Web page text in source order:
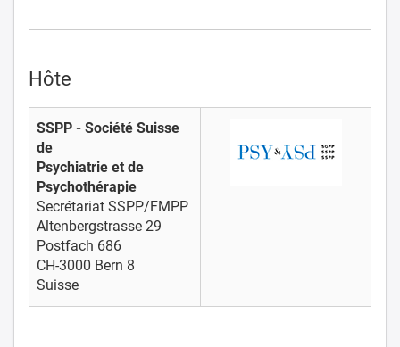
Hôte
SSPP - Société Suisse
de
Psychiatrie et de
Psychothérapie
Secrétariat SSPP/FMPP
Altenbergstrasse 29
Postfach 686
CH-3000 Bern 8
Suisse